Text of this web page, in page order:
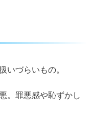
いづらいもの。
。罪悪感や恥ずかし